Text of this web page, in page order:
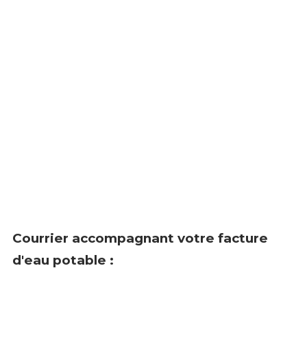
Courrier accompagnant votre facture
d'eau potable :